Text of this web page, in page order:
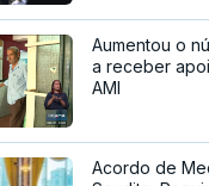
Aumentou o
a receber
AMI
Acordo de